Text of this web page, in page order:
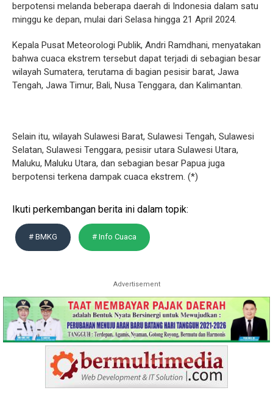
berpotensi melanda beberapa daerah di Indonesia dalam satu
minggu ke depan, mulai dari Selasa hingga 21 April 2024.
Kepala Pusat Meteorologi Publik, Andri Ramdhani, menyatakan
bahwa cuaca ekstrem tersebut dapat terjadi di sebagian besar
wilayah Sumatera, terutama di bagian pesisir barat, Jawa
Tengah, Jawa Timur, Bali, Nusa Tenggara, dan Kalimantan.
Selain itu, wilayah Sulawesi Barat, Sulawesi Tengah, Sulawesi
Selatan, Sulawesi Tenggara, pesisir utara Sulawesi Utara,
Maluku, Maluku Utara, dan sebagian besar Papua juga
berpotensi terkena dampak cuaca ekstrem. (*)
Ikuti perkembangan berita ini dalam topik:
# BMKG # Info Cuaca
Advertisement